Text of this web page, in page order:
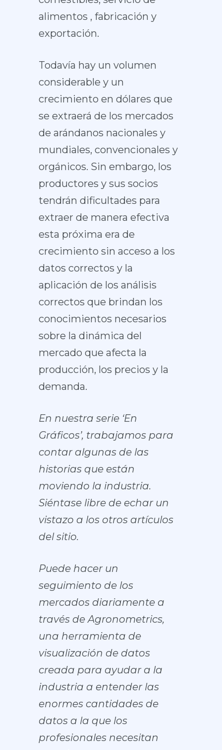
alimentos , fabricación y
exportación.
Todavía hay un volumen
considerable y un
crecimiento en dólares que
se extraerá de los mercados
de arándanos nacionales y
mundiales, convencionales y
orgánicos. Sin embargo, los
productores y sus socios
tendrán dificultades para
extraer de manera efectiva
esta próxima era de
crecimiento sin acceso a los
datos correctos y la
aplicación de los análisis
correctos que brindan los
conocimientos necesarios
sobre la dinámica del
mercado que afecta la
producción, los precios y la
demanda.
En nuestra serie ‘En
Gráficos’, trabajamos para
contar algunas de las
historias que están
moviendo la industria.
Siéntase libre de echar un
vistazo a los otros artículos
del sitio.
Puede hacer un
seguimiento de los
mercados diariamente a
través de Agronometrics,
una herramienta de
visualización de datos
creada para ayudar a la
industria a entender las
enormes cantidades de
datos a la que los
profesionales necesitan